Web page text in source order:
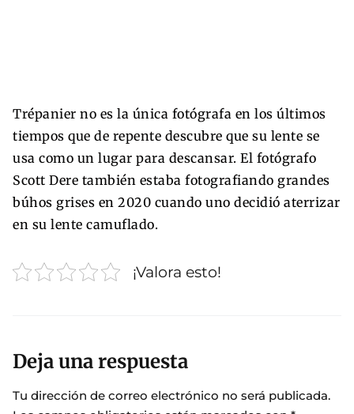
Trépanier no es la única fotógrafa en los últimos
tiempos que de repente descubre que su lente se
usa como un lugar para descansar. El fotógrafo
Scott Dere también estaba fotografiando grandes
búhos grises en 2020 cuando uno decidió aterrizar
en su lente camuflado.
¡Valora esto!
Deja una respuesta
Tu dirección de correo electrónico no será publicada.